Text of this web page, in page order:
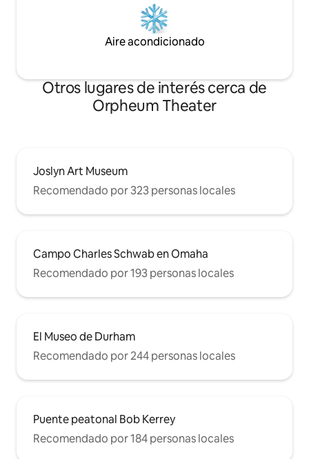
Aire acondicionado
Otros lugares de interés cerca de
Orpheum Theater
Joslyn Art Museum
Recomendado por 323 personas locales
Campo Charles Schwab en Omaha
Recomendado por 193 personas locales
El Museo de Durham
Recomendado por 244 personas locales
Puente peatonal Bob Kerrey
Recomendado por 184 personas locales